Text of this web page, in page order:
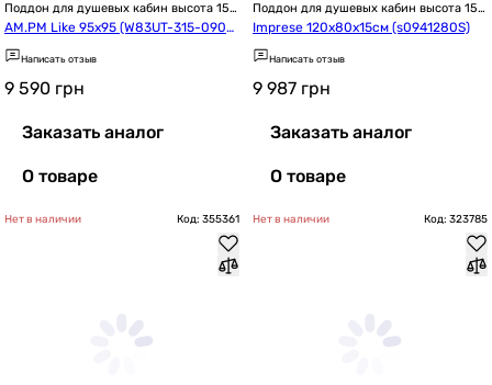
Поддон для душевых кабин высота 15
см / 150 мм
AM.PM Like 95x95 (W83UT-315-090
W)
Написать отзыв
9 590 грн
Заказать аналог
О товаре
Поддон для душевых кабин высота 15
см / 150 мм
Imprese 120x80x15см (s0941280S)
Написать отзыв
9 987 грн
Заказать аналог
О товаре
Нет в наличии Код: 355361 Нет в наличии Код: 323785